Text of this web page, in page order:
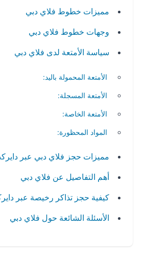
مميزات خطوط فلاي دبي
وجهات خطوط فلاي دبي
سياسة الأمتعة لدى فلاي دبي
الأمتعة المحمولة باليد:
الأمتعة المسجلة:
الأمتعة الخاصة:
المواد المحظورة:
مميزات حجز فلاي دبي عبر دايركت
أهم التفاصيل عن فلاي دبي
كيفية حجز تذاكر رخيصة عبر دايركت
الأسئلة الشائعة حول فلاي دبي